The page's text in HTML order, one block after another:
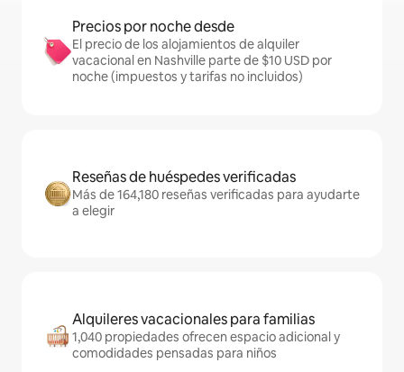
Precios por noche desde
El precio de los alojamientos de alquiler
vacacional en Nashville parte de $10 USD por
noche (impuestos y tarifas no incluidos)
Reseñas de huéspedes verificadas
Más de 164,180 reseñas verificadas para ayudarte
a elegir
Alquileres vacacionales para familias
1,040 propiedades ofrecen espacio adicional y
comodidades pensadas para niños